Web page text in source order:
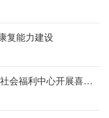
复能力建设
2025蛇年春节系列主题活动